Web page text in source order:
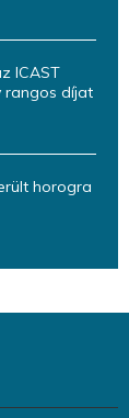
ICAST
rangos díjat
horogra